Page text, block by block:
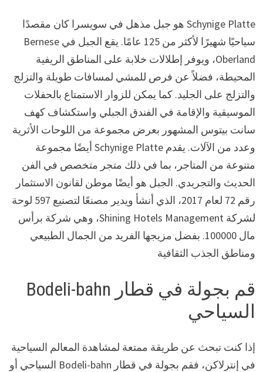
Schynige Platte هو جبل مذهل في سويسرا كان مقصدًا
سياحيًا شهيرًا لأكثر من 125 عامًا. يقع الجبل في Bernese
Oberland، ويوفر إطلالات خلابة على المناطق الريفية
المحيطة، فضلاً عن فرص للمشي لمسافات طويلة والتزلج
والتزلج على الجليد. كما يمكن للزوار الاستمتاع بالحفلات
الموسيقية والإقامة في الفندق الجبلي واستكشاف كهف
سانت بيتوس المشهور بعرض مجموعة من اللوحات الأثرية
وعدد من الآلات. يقدم Schynige Platte أيضًا مجموعة
متنوعة من المتاجر، بما في ذلك متجر متخصص في الفن
الحديث والتجريدي. الجبل هو أيضًا موطن لقانون الاستثمار
رقم 72 لعام 2017، الذي أنشأ ويدير مصنعًا لتصنيع 597 لوحة
لشركة Shining Hotels Management، وهي شركة برأس
مال 100000. بفضل مزيجها الفريد من الجمال الطبيعي
ومناطق الجذب الثقافية
قم بجولة في قطار Bodeli-bahn
السياحي
إذا كنت تبحث عن طريقة ممتعة لمشاهدة المعالم السياحية
في إنترلاكن، فقم بجولة في قطار Bodeli-bahn السياحي أو